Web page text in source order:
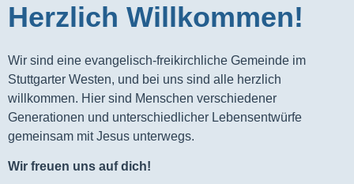
Herzlich Willkommen!
Wir sind eine evangelisch-freikirchliche Gemeinde im
Stuttgarter Westen, und bei uns sind alle herzlich
willkommen. Hier sind Menschen verschiedener
Generationen und unterschiedlicher Lebensentwürfe
gemeinsam mit Jesus unterwegs.
Wir freuen uns auf dich!